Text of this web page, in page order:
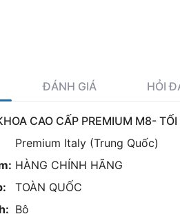
ĐÁNH GIÁ HỎI
CAO CẤP PREMIUM M8-
Premium Italy (Trung Quốc)
HÀNG CHÍNH HÃNG
TOÀN QUỐC
Bộ